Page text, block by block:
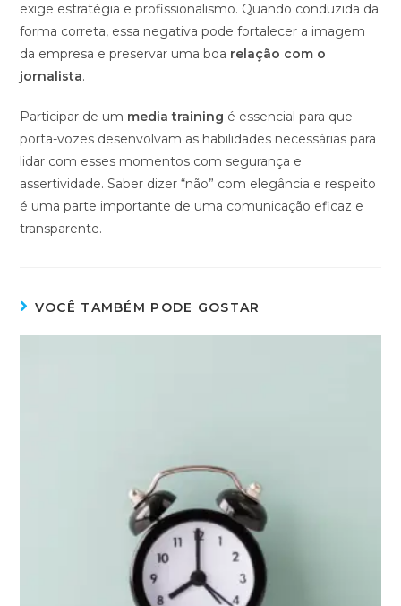
exige estratégia e profissionalismo. Quando conduzida da
forma correta, essa negativa pode fortalecer a imagem
da empresa e preservar uma boa relação com o
jornalista.
Participar de um media training é essencial para que
porta-vozes desenvolvam as habilidades necessárias para
lidar com esses momentos com segurança e
assertividade. Saber dizer “não” com elegância e respeito
é uma parte importante de uma comunicação eficaz e
transparente.
VOCÊ TAMBÉM PODE GOSTAR